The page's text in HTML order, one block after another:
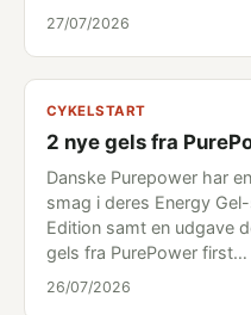
27/07/2026
CYKELSTART
2 nye gels fra
Danske Purepower har
smag i deres Energy
Edition samt en udgave
gels fra PurePower first…
26/07/2026